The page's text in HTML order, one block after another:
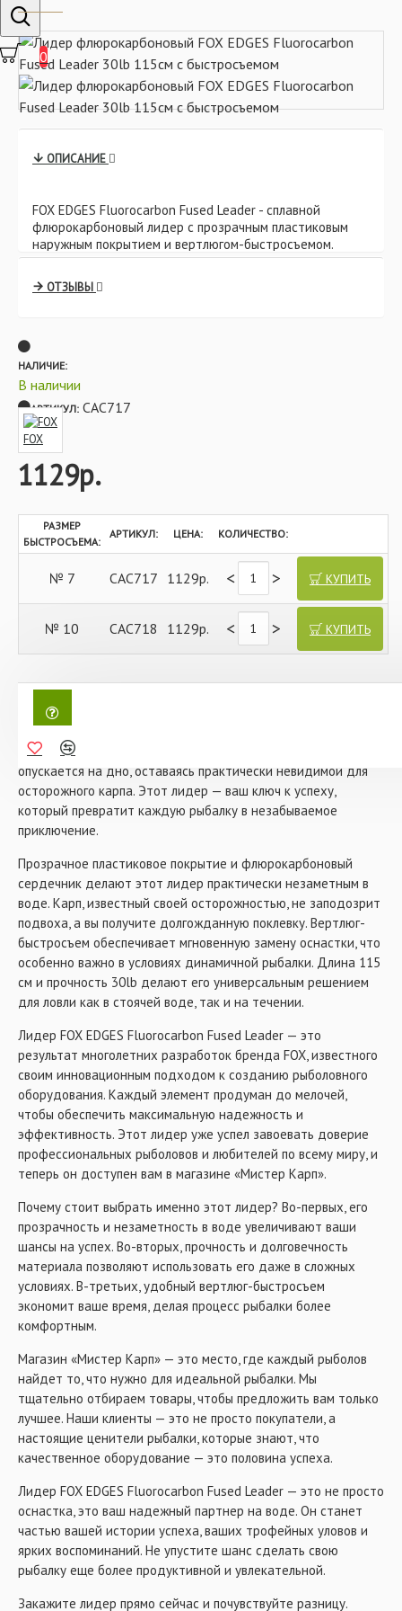
0
ОПИСАНИЕ
FOX EDGES Fluorocarbon Fused Leader - сплавной
флюрокарбоновый лидер с прозрачным пластиковым
наружным покрытием и вертлюгом-быстросъемом.
Характеристики:
- Комплектуется вертлюгами-быстросъемами Edges №7
- Длина: 115 см.
ОТЗЫВЫ
1129р.
НАЛИЧИЕ:
В наличии
АРТИКУЛ: CAC717
FOX
РАЗМЕР
БЫСТРОСЪЕМА:
АРТИКУЛ: ЦЕНА: КОЛИЧЕСТВО:
№ 7 CAC717 1129р. < > КУПИТЬ
№ 10 CAC718 1129р. < > КУПИТЬ
Лидер флюрокарбоновый FOX EDGES Fluorocarbon Fused
Leader 30lb 115см с быстросъемом — это не просто элемент
оснастки, а настоящий прорыв в карповой ловле.
Представьте, как вы забрасываете снасть, и она мягко
опускается на дно, оставаясь практически невидимой для
осторожного карпа. Этот лидер — ваш ключ к успеху,
который превратит каждую рыбалку в незабываемое
приключение.
Прозрачное пластиковое покрытие и флюрокарбоновый
сердечник делают этот лидер практически незаметным в
воде. Карп, известный своей осторожностью, не заподозрит
подвоха, а вы получите долгожданную поклевку. Вертлюг-
быстросъем обеспечивает мгновенную замену оснастки, что
особенно важно в условиях динамичной рыбалки. Длина 115
см и прочность 30lb делают его универсальным решением
для ловли как в стоячей воде, так и на течении.
Лидер FOX EDGES Fluorocarbon Fused Leader — это
результат многолетних разработок бренда FOX, известного
своим инновационным подходом к созданию рыболовного
оборудования. Каждый элемент продуман до мелочей,
чтобы обеспечить максимальную надежность и
эффективность. Этот лидер уже успел завоевать доверие
профессиональных рыболовов и любителей по всему миру, и
теперь он доступен вам в магазине «Мистер Карп».
Почему стоит выбрать именно этот лидер? Во-первых, его
прозрачность и незаметность в воде увеличивают ваши
шансы на успех. Во-вторых, прочность и долговечность
материала позволяют использовать его даже в сложных
условиях. В-третьих, удобный вертлюг-быстросъем
экономит ваше время, делая процесс рыбалки более
комфортным.
Магазин «Мистер Карп» — это место, где каждый рыболов
найдет то, что нужно для идеальной рыбалки. Мы
тщательно отбираем товары, чтобы предложить вам только
лучшее. Наши клиенты — это не просто покупатели, а
настоящие ценители рыбалки, которые знают, что
качественное оборудование — это половина успеха.
Лидер FOX EDGES Fluorocarbon Fused Leader — это не просто
оснастка, это ваш надежный партнер на воде. Он станет
частью вашей истории успеха, ваших трофейных уловов и
ярких воспоминаний. Не упустите шанс сделать свою
рыбалку еще более продуктивной и увлекательной.
Закажите лидер прямо сейчас и почувствуйте разницу.